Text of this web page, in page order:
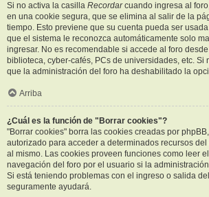
Si no activa la casilla Recordarcuando ingresa al
en una cookie segura, que se elimina al salir de la
tiempo. Esto previene que su cuenta pueda ser
que el sistema le reconozca automáticamente solo
ingresar. No es recomendable si accede al foro
biblioteca, cyber-cafés, PCs de universidades, etc. Si
que la administración del foro ha deshabilitado la
Arriba
¿Cuál es la función de "Borrar cookies"?
"Borrar cookies" borra las cookies creadas por
autorizado para acceder a determinados recursos
al mismo. Las cookies proveen funciones como leer
navegación del foro por el usuario si la
Si está teniendo problemas con el ingreso o salida
seguramente ayudará.